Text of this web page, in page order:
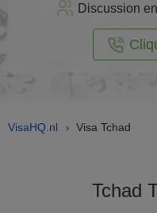
ligne
Discussion
VisaHQ.nl › Visa Tchad
Tchad